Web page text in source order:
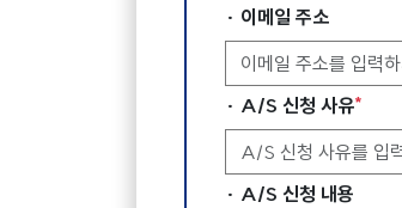
· 이메일 주소
· A/S 신청 사유*
· A/S 신청 내용